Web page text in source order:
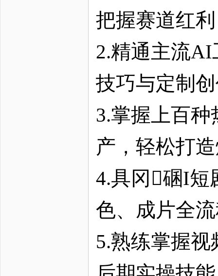
把握赛道红利
2.精通主流
技巧与定制
3.掌握上百
产，轻松打
4.具冈碅I短
色、成片全
5.熟练掌握